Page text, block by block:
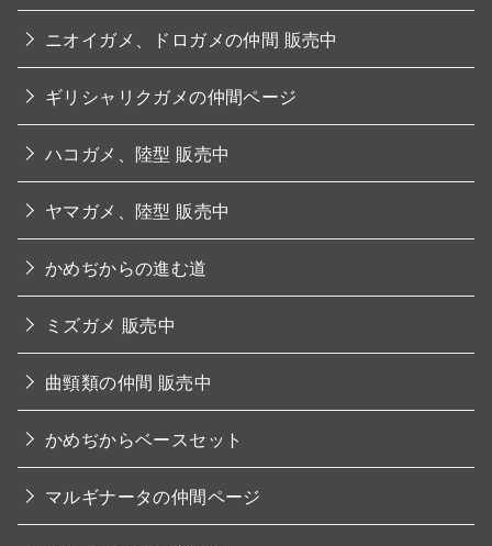
ニオイガメ、ドロガメの仲間 販売中
ギリシャリクガメの仲間ページ
ハコガメ、陸型 販売中
ヤマガメ、陸型 販売中
かめぢからの進む道
ミズガメ 販売中
曲頸類の仲間 販売中
かめぢからベースセット
マルギナータの仲間ページ